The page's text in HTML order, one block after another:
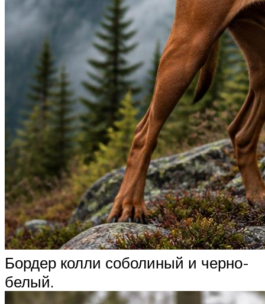
Бордер колли соболиный и черно-
белый.